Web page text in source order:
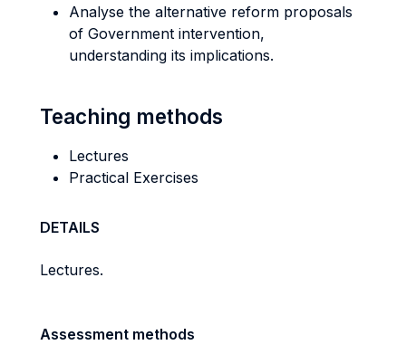
Analyse the alternative reform proposals
of Government intervention,
understanding its implications.
Teaching methods
Lectures
Practical Exercises
DETAILS
Lectures.
Assessment methods